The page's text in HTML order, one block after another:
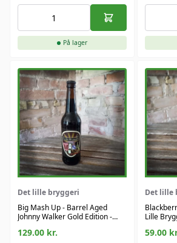
På lager
Det lille bryggeri
Big Mash Up - Barrel Aged
Johnny Walker Gold Edition -
Bryggeri
129.00 kr.
Det lille
Lille
59.00